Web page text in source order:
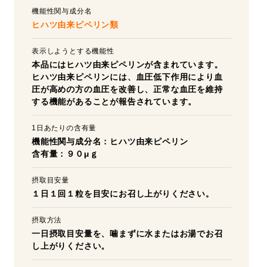
機能性関与成分名
ヒハツ由来ピペリン類
表示しようとする機能性
本品にはヒハツ由来ピペリンが含まれています。
ヒハツ由来ピペリンには、血圧低下作用により血
圧が高めの方の血圧を改善し、正常な血圧を維持
する機能があることが報告されています。
1日あたりの含有量
機能性関与成分名：ヒハツ由来ピペリン
含有量：９０μｇ
摂取目安量
１日１回１粒を目安にお召し上がりください。
摂取方法
一日摂取目安量を、噛まずに水またはお湯でお召
し上がりください。